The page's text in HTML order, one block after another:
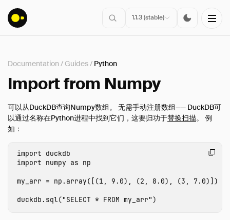
1.1.3 (stable)
安装
连接
SQL
Documentation/ Guides/ Python
Import from Numpy
可以从DuckDB查询Numpy数组。 无需手动注册数组—— DuckDB可
以通过名称在Python进程中找到它们，这要归功于替换扫描。 例
如：
import duckdb
import numpy as np
my_arr = np . array([(1 , 9.0), (2 , 8.0), (3 , 7.0)])
duckdb . sql("SELECT * FROM my_arr")